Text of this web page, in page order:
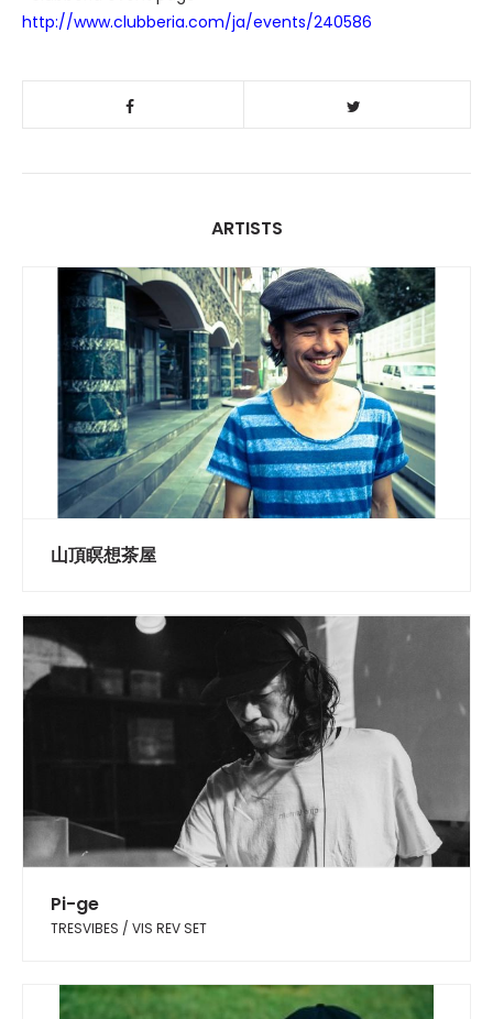
http://www.clubberia.com/ja/events/240586
ARTISTS
山頂瞑想茶屋
Pi-ge
TRESVIBES / VIS REV SET